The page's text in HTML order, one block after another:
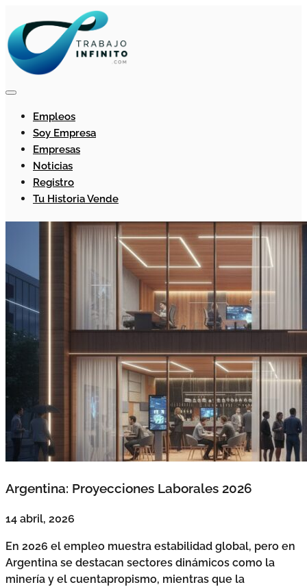
Empleos
Soy Empresa
Empresas
Noticias
Registro
Tu Historia Vende
Argentina: Proyecciones Laborales 2026
14 abril, 2026
En 2026 el empleo muestra estabilidad global, pero en
Argentina se destacan sectores dinámicos como la
minería y el cuentapropismo, mientras que la